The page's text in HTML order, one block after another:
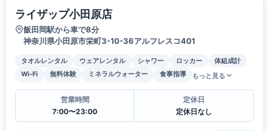
ライザップ小田原店
飯田岡駅から車で8分
神奈川県小田原市栄町3-10-36アルフレスコ401
タオルレンタル ウェアレンタル シャワー ロッカー
体組成計
Wi-Fi
無料体験 ミネラルウォーター 食事指導 もっと見る
営業時間
7:00〜23:00
定休日
定休日なし